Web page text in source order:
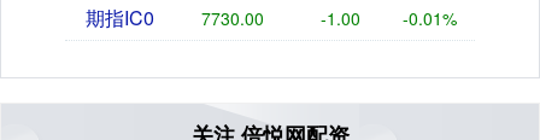
期指IC0 7730.00 -1.00 -0.01%